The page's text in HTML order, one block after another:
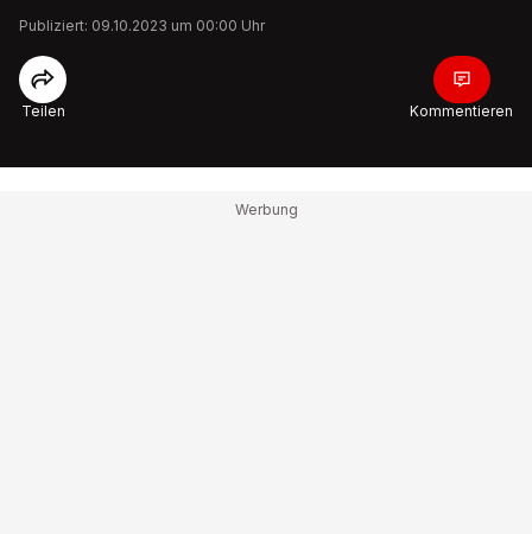
Publiziert: 09.10.2023 um 00:00 Uhr
Teilen Kommentieren